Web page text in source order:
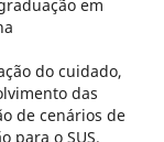
em
do cuidado,
das
de cenários de
para o SUS.